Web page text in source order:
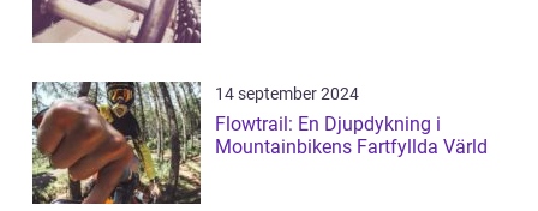
14 september 2024
Flowtrail: En Djupdykning i
Mountainbikens Fartfyllda Värld